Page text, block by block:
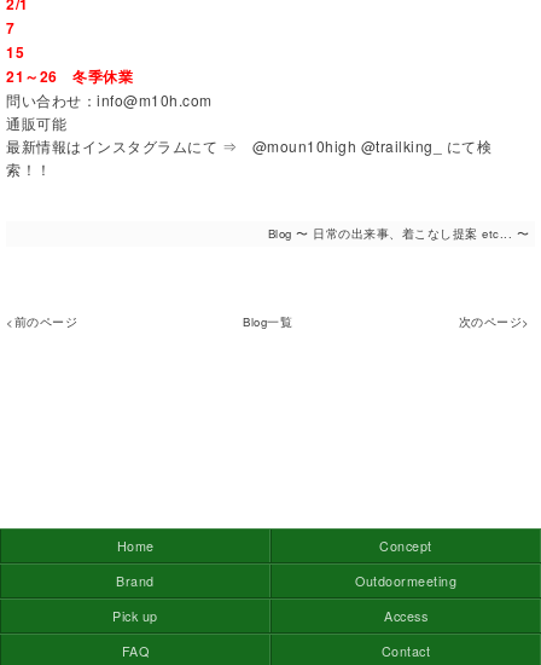
7
15
21～26 冬季休業
問い合わせ：info@m10h.com
通販可能
最新情報はインスタグラムにて ⇒ @moun10high @trailking_ にて検
索！！
Blog 〜 日常の出来事、着こなし提案 etc... 〜
<前のページ Blog一覧 次のページ>
Home
Concept
Brand
Outdoormeeting
Pick up
Access
FAQ
Contact